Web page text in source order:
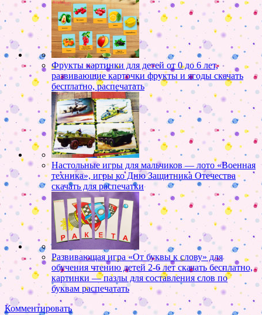
Фрукты картинки для детей от 0 до 6 лет,
развивающие карточки фрукты и ягоды скачать
бесплатно, распечатать
Настольные игры для мальчиков — лото «Военная
техника», игры ко Дню Защитника Отечества
скачать для распечатки
Развивающая игра «От буквы к слову» для
обучения чтению детей 2-6 лет скачать бесплатно,
картинки — пазлы для составления слов по
буквам распечатать
Комментировать